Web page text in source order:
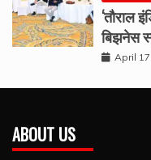
‘तौराल
बिझनेस
April
ABOUT US